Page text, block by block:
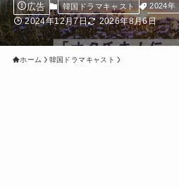
広告 韓国ドラマキャスト 2024年
2024年12月7日 2026年8月6日
ホーム 韓国ドラマキャスト